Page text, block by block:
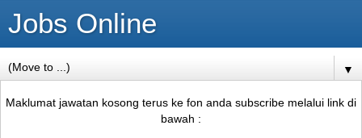
Jobs Online
▼
Maklumat jawatan kosong terus ke fon anda subscribe melalui link di
bawah :